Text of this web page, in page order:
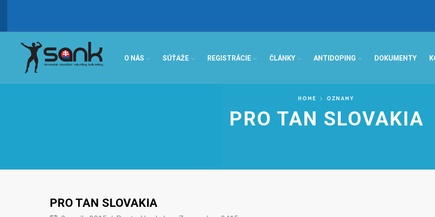
O NÁS SÚŤAŽE REGISTRÁCIE ČLÁNKY ANTIDOPING DOKUMENTY
HOME OZNAMY
PRO TAN SLOVAKIA
PRO TAN SLOVAKIA